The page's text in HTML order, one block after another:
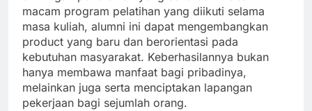
macam program pelatihan yang diikuti selama
masa kuliah, alumni ini dapat mengembangkan
product yang baru dan berorientasi pada
kebutuhan masyarakat. Keberhasilannya bukan
hanya membawa manfaat bagi pribadinya,
melainkan juga serta menciptakan lapangan
pekerjaan bagi sejumlah orang.